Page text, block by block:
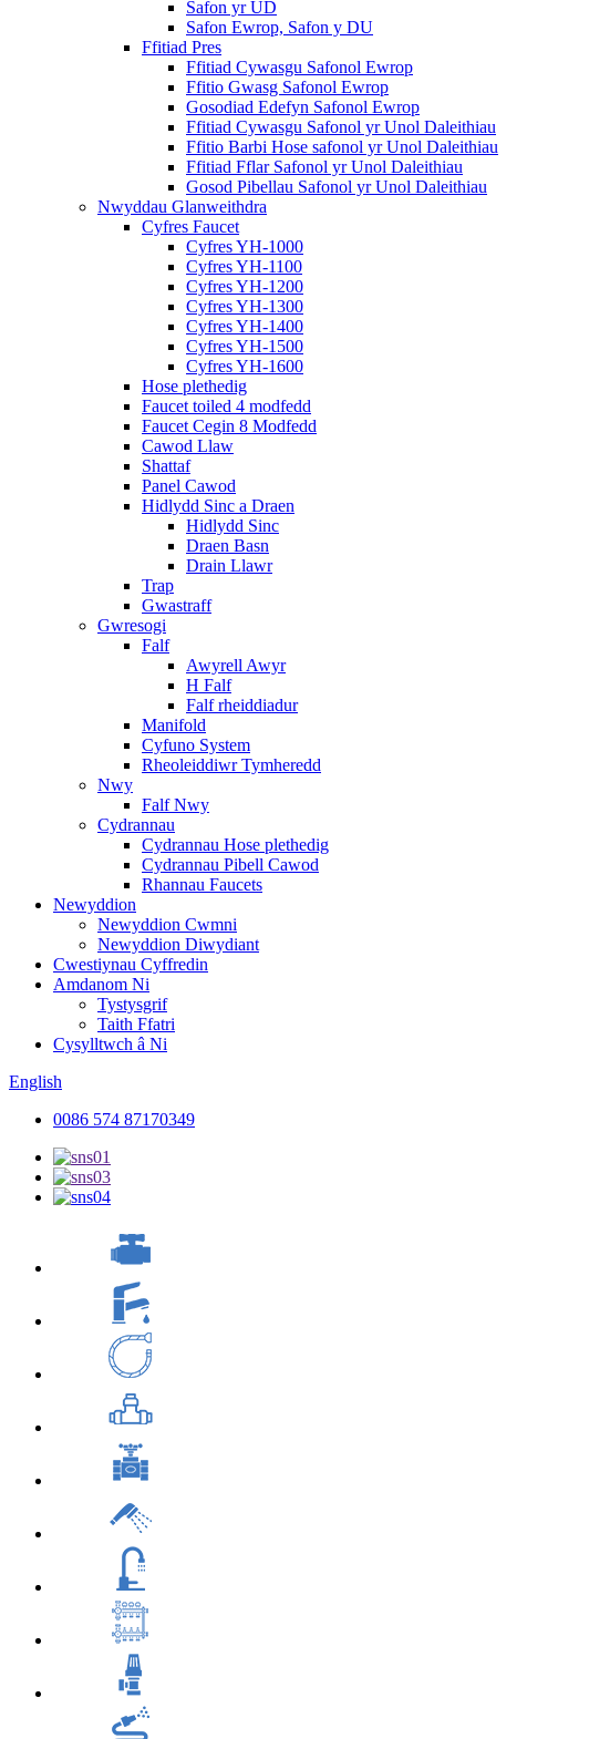
Safon yr UD
Safon Ewrop, Safon y DU
Ffitiad Pres
Ffitiad Cywasgu Safonol Ewrop
Ffitio Gwasg Safonol Ewrop
Gosodiad Edefyn Safonol Ewrop
Ffitiad Cywasgu Safonol yr Unol Daleithiau
Ffitio Barbi Hose safonol yr Unol Daleithiau
Ffitiad Fflar Safonol yr Unol Daleithiau
Gosod Pibellau Safonol yr Unol Daleithiau
Nwyddau Glanweithdra
Cyfres Faucet
Cyfres YH-1000
Cyfres YH-1100
Cyfres YH-1200
Cyfres YH-1300
Cyfres YH-1400
Cyfres YH-1500
Cyfres YH-1600
Hose plethedig
Faucet toiled 4 modfedd
Faucet Cegin 8 Modfedd
Cawod Llaw
Shattaf
Panel Cawod
Hidlydd Sinc a Draen
Hidlydd Sinc
Draen Basn
Drain Llawr
Trap
Gwastraff
Gwresogi
Falf
Awyrell Awyr
H Falf
Falf rheiddiadur
Manifold
Cyfuno System
Rheoleiddiwr Tymheredd
Nwy
Falf Nwy
Cydrannau
Cydrannau Hose plethedig
Cydrannau Pibell Cawod
Rhannau Faucets
Newyddion
Newyddion Cwmni
Newyddion Diwydiant
Cwestiynau Cyffredin
Amdanom Ni
Tystysgrif
Taith Ffatri
Cysylltwch â Ni
English
0086 574 87170349